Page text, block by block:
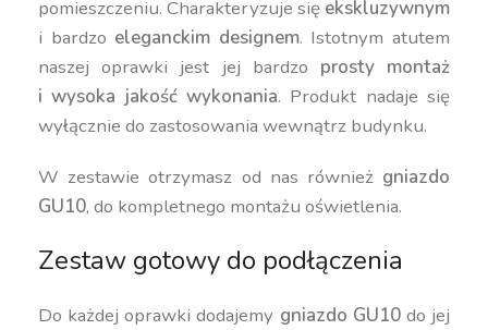
pomieszczeniu. Charakteryzuje się ekskluzywnym
i bardzo eleganckim designem. Istotnym atutem
naszej oprawki jest jej bardzo prosty montaż
i wysoka jakość wykonania. Produkt nadaje się
wyłącznie do zastosowania wewnątrz budynku.
W zestawie otrzymasz od nas również gniazdo
GU10, do kompletnego montażu oświetlenia.
Zestaw gotowy do podłączenia
Do każdej oprawki dodajemy gniazdo GU10do jej